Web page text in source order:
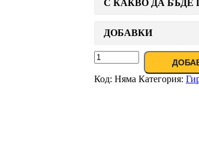
С КАКВО ДА БЪДЕ
ДОБАВКИ
Код:Няма Категория: